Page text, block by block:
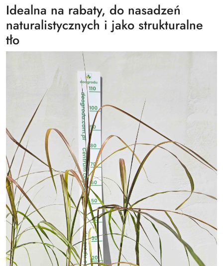
Idealna na rabaty, do nasadzeń
naturalistycznych i jako strukturalne
tło